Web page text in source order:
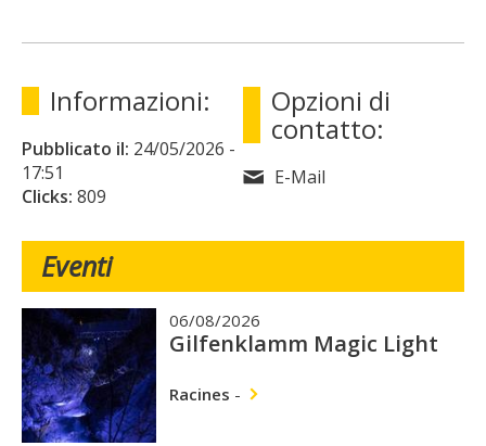
Informazioni:
Pubblicato il: 24/05/2026 -
17:51
Clicks: 809
Opzioni di
contatto:
E-Mail
Eventi
06/08/2026
Gilfenklamm Magic Light
Racines -